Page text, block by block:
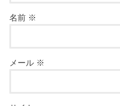
名前 ※
メール ※